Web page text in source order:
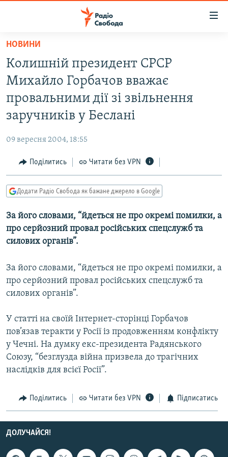
Перейти
основного
матеріалу
до
основної
Перейти
пошуку
СУСПІЛЬСТВО
КУЛЬТУРА
СПОРТ
СВІТ
ДОНБАС.РЕАЛІЇ
КРИМ.РЕАЛІЇ
ТИ ЯК?
КИТАЙ.ВИКЛИКИ
МУЛЬТИМЕДІА
СПЕЦПРОЄКТИ
ПОДКАСТИ
КРИМ РЕАЛІЇ
РУС
УКР
КТАТ
ДОЛУЧАЙСЯ!
НОВИНИ
Колишній президент СРСР
Михайло Горбачов вважає
провальними дії зі звільнення
заручників у Беслані
09 вересня 2004, 18:55
Поділитись Читати без VPN
Додати Радіо Свобода як бажане джерело в Google
За його словами, “йдеться не про окремі помилки, а
про серйозний провал російських спецслужб та
силових органів”.
За його словами, “йдеться не про окремі помилки, а
про серйозний провал російських спецслужб та
силових органів”.
У статті на своїй Інтернет-сторінці Горбачов
пов’язав теракти у Росії із продовженням конфлікту
у Чечні. На думку екс-президента Радянського
Союзу, “безглузда війна призвела до трагічних
наслідків для всієї Росії”.
Поділитись Читати без VPN Підписатись
ДОЛУЧАЙСЯ!